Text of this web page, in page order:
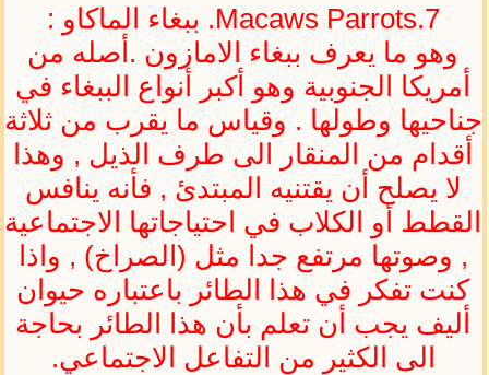
Macaws Parrots.7. ببغاء الماكاو :
وهو ما يعرف ببغاء الامازون .أصله من
أمريكا الجنوبية وهو أكبر أنواع الببغاء في
جناحيها وطولها . وقياس ما يقرب من ثلاثة
أقدام من المنقار الى طرف الذيل , وهذا
لا يصلح أن يقتنيه المبتدئ , فأنه ينافس
القطط أو الكلاب في احتياجاتها الاجتماعية
, وصوتها مرتفع جدا مثل (الصراخ) , واذا
كنت تفكر في هذا الطائر باعتباره حيوان
أليف يجب أن تعلم بأن هذا الطائر بحاجة
الى الكثير من التفاعل الاجتماعي.